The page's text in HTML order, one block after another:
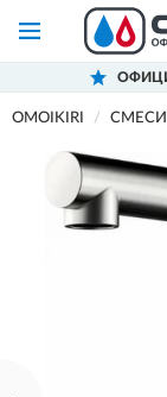
OMOIKIRI